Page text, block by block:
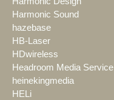
Harmonic Sound
hazebase
HB-Laser
HDwireless
Headroom Media Service
heinekingmedia
HELi